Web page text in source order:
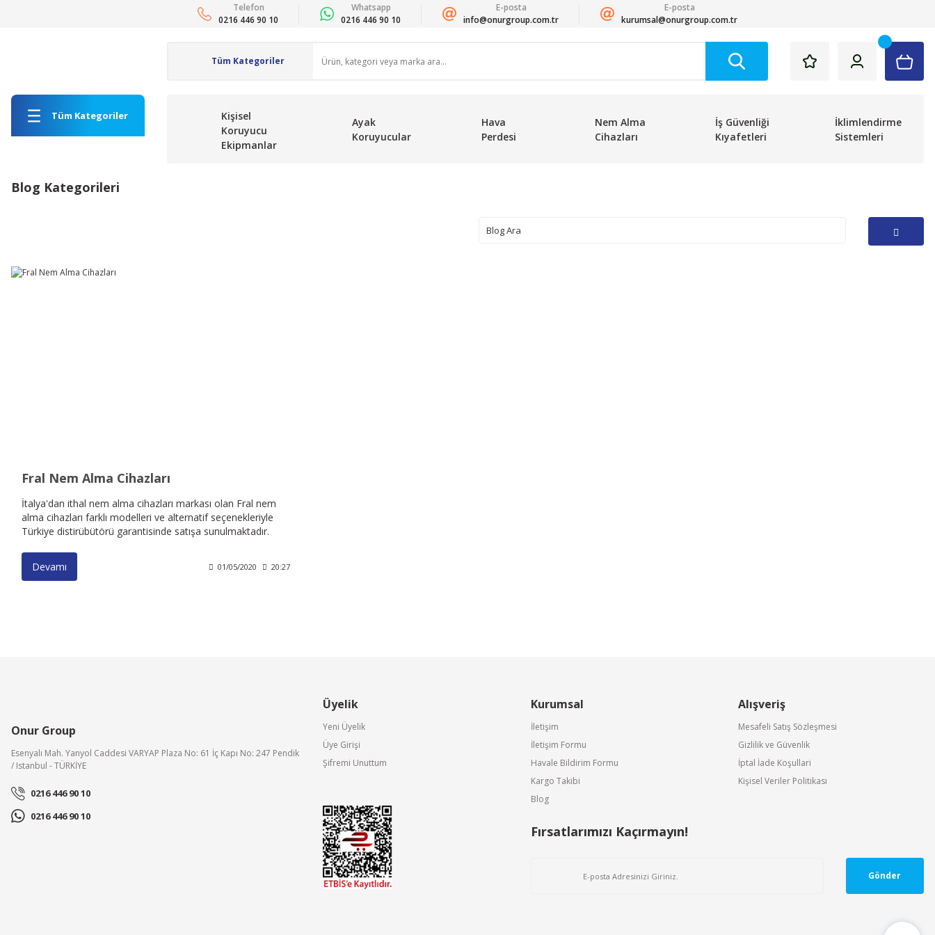
Telefon
0216 446 90 10
Whatsapp
0216 446 90 10
E-posta
info@onurgroup.com.tr
E-posta
kurumsal@onurgroup.com.tr
Tüm Kategoriler
Kişisel
Koruyucu
Ekipmanlar
Ayak
Koruyucular
Hava
Perdesi
Nem Alma
Cihazları
İş Güvenliği
Kıyafetleri
İklimlendirme
Sistemleri
Blog Kategorileri
Fral Nem Alma Cihazları
İtalya'dan ithal nem alma cihazları markası olan Fral nem
alma cihazları farklı modelleri ve alternatif seçenekleriyle
Türkiye distirübütörü garantisinde satışa sunulmaktadır.
Devamı 01/05/2020 20:27
Onur Group
Esenyalı Mah. Yanyol Caddesi VARYAP Plaza No: 61 İç Kapı No: 247 Pendik
/ Istanbul - TÜRKİYE
0216 446 90 10
0216 446 90 10
Üyelik
Yeni Üyelik
Üye Girişi
Şifremi Unuttum
Kurumsal
İletişim
İletişim Formu
Havale Bildirim Formu
Kargo Takibi
Blog
Alışveriş
Mesafeli Satış Sözleşmesi
Gizlilik ve Güvenlik
İptal İade Koşullari
Kişisel Veriler Politikası
Fırsatlarımızı Kaçırmayın!
Gönder